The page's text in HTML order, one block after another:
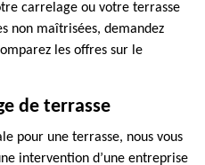
carrelage ou votre terrasse
non maîtrisées, demandez
les offres sur le
de terrasse
pour une terrasse, nous vous
intervention d’une entreprise